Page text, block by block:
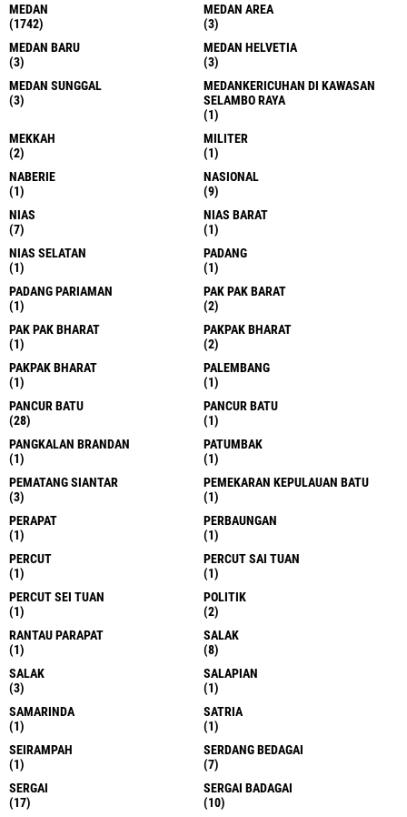
MEDAN
(1742)
MEDAN AREA
(3)
MEDAN BARU
(3)
MEDAN HELVETIA
(3)
MEDAN SUNGGAL
(3)
MEDANKERICUHAN DI KAWASAN
SELAMBO RAYA
(1)
MEKKAH
(2)
MILITER
(1)
NABERIE
(1)
NASIONAL
(9)
NIAS
(7)
NIAS BARAT
(1)
NIAS SELATAN
(1)
PADANG
(1)
PADANG PARIAMAN
(1)
PAK PAK BARAT
(2)
PAK PAK BHARAT
(1)
PAKPAK BHARAT
(2)
PAKPAK BHARAT
(1)
PALEMBANG
(1)
PANCUR BATU
(28)
PANCUR BATU
(1)
PANGKALAN BRANDAN
(1)
PATUMBAK
(1)
PEMATANG SIANTAR
(3)
PEMEKARAN KEPULAUAN BATU
(1)
PERAPAT
(1)
PERBAUNGAN
(1)
PERCUT
(1)
PERCUT SAI TUAN
(1)
PERCUT SEI TUAN
(1)
POLITIK
(2)
RANTAU PARAPAT
(1)
SALAK
(8)
SALAK
(3)
SALAPIAN
(1)
SAMARINDA
(1)
SATRIA
(1)
SEIRAMPAH
(1)
SERDANG BEDAGAI
(7)
SERGAI
(17)
SERGAI BADAGAI
(10)